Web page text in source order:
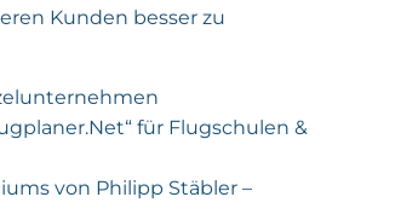
Kunden besser zu
für Flugschulen &
von Philipp Stäbler –